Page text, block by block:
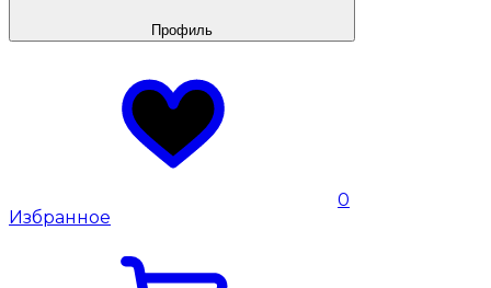
Профиль
0
Избранное